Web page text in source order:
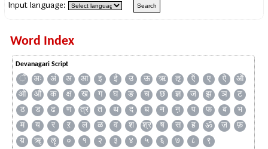
Input language:
Word Index
Devanagari Script
ँ अः अं अ आ इ ई उ ऊ ऋ ऌ ऍ ए ऐ
ऑ
ओ
औ क क्ष ख ग घ ङ च छ ज्ञ ज झ ञ
ट
ठ
ड ढ ण त्र त थ द ध न ऩ प फ ब
भ
म
य र ऱ ल ळ व श श्र ष स ह ॐ ज़
फ़
य़
ॠ ॡ ० १ २ ३ ४ ५ ६ ७ ८ ९